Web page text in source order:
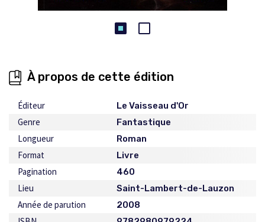
À propos de cette édition
Éditeur Le Vaisseau d'Or
Genre Fantastique
Longueur Roman
Format Livre
Pagination 460
Lieu Saint-Lambert-de-Lauzon
Année de parution 2008